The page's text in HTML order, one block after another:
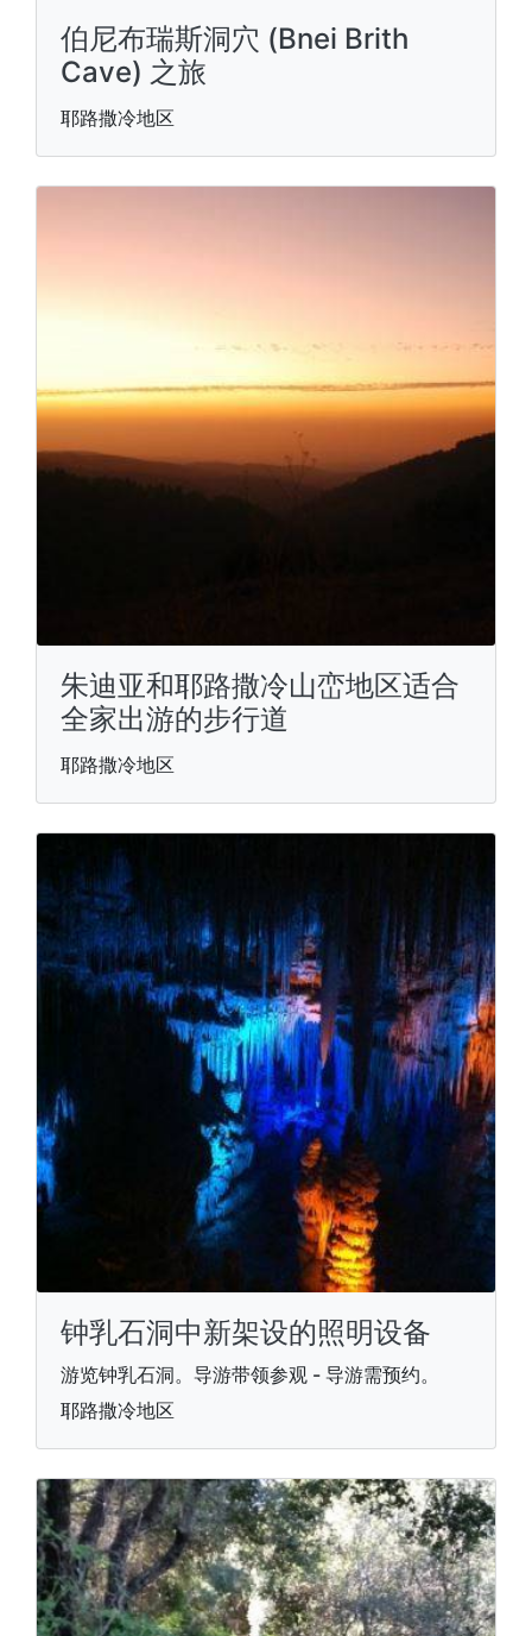
伯尼布瑞斯洞穴 (Bnei Brith
Cave) 之旅
耶路撒冷地区
朱迪亚和耶路撒冷山峦地区适合
全家出游的步行道
耶路撒冷地区
钟乳石洞中新架设的照明设备
游览钟乳石洞。导游带领参观 - 导游需预约。
耶路撒冷地区